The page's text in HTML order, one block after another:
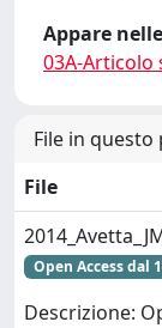
Appare
03A-Articolo
File in
File
Open Access dal
Descrizione: